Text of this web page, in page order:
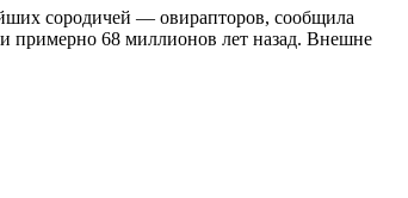
сородичей — овирапторов, сообщила
примерно 68 миллионов лет назад. Внешне